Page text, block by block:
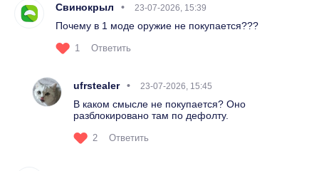
Свинокрыл 23-07-2026, 15:39
Почему в 1 моде оружие не покупается???
1 Ответить
ufrstealer 23-07-2026, 15:45
В каком смысле не покупается? Оно
разблокировано там по дефолту.
2 Ответить